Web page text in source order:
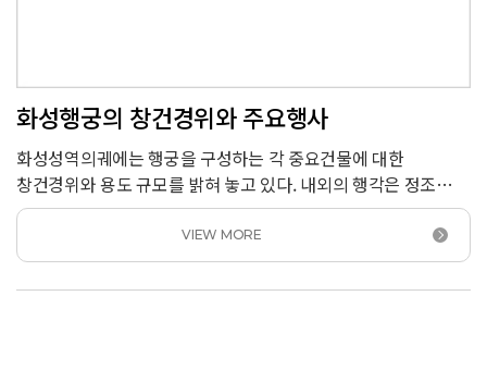
화성행궁의 창건경위와 주요행사
화성성역의궤에는 행궁을 구성하는 각 중요건물에 대한
창건경위와 용도 규모를 밝혀 놓고 있다. 내외의 행각은 정조
13년에 건축한 정당, 정조 13년에 건축한 정당 21칸, 행각
43칸이던 것을 정조 18년에 북각도 등 48칸을 새로이 추가하여
모두 112칸의 규모를 갖추었다. 또한 『정조대왕능행도
(正祖大王陵幸圖)』에는 「융릉행반차도(隆陵幸班次圖)」
VIEW MORE